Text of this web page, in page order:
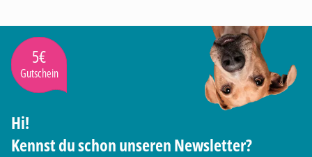
5€
Gutschein
Hi!
Kennst du schon unseren Newsletter?